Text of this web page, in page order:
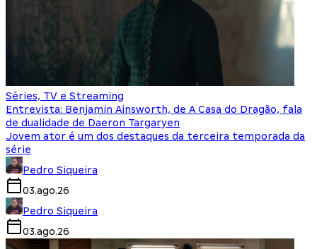
Séries, TV e Streaming
Entrevista: Benjamin Ainsworth, de A Casa do Dragão, fala
de dualidade de Daeron Targaryen
Jovem ator é um dos destaques da terceira temporada da
série
Pedro Siqueira
03.ago.26
Pedro Siqueira
03.ago.26